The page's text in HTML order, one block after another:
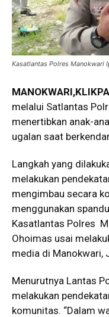
Kasatlantas Polres Manokwari
melalui Satlantas
menertibkan anak-
ugalan saat
Langkah yang
melakukan
mengimbau secara
menggunakan
Kasatlantas Polres
Ohoimas usai
media di
Menurutnya Lantas
melakukan
komunitas. “Dalam